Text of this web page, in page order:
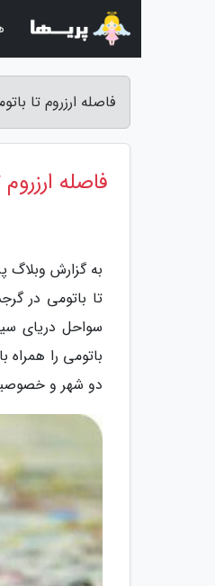
فاصله ارزروم تا
فاصله
سواحل دریای
باتومی را همراه
دو شهر و